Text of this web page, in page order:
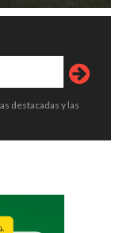
destacadas y las